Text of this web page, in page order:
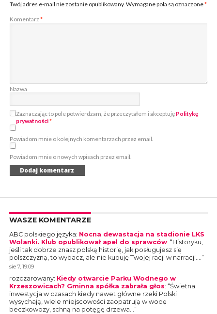
Twój adres e-mail nie zostanie opublikowany. Wymagane pola są oznaczone*
Komentarz *
Nazwa
Zaznaczając to pole potwierdzam, że przeczytałem i akceptuję Politykę
prywatności*
Powiadom mnie o kolejnych komentarzach przez email.
Powiadom mnie o nowych wpisach przez email.
WASZE KOMENTARZE
ABC polskiego języka: Nocna dewastacja na stadionie LKS
Wolanki. Klub opublikował apel do sprawców: “Historyku,
jeśli tak dobrze znasz polską historię, jak posługujesz się
polszczyzną, to wybacz, ale nie kupuję Twojej racji w narracji.…”
sie 7, 19:09
rozczarowany: Kiedy otwarcie Parku Wodnego w
Krzeszowicach? Gminna spółka zabrała głos: “Świetna
inwestycja w czasach kiedy nawet główne rzeki Polski
wysychają, wiele miejscowości zaopatrują w wodę
beczkowozy, schną na potęgę drzewa…”